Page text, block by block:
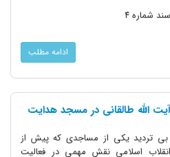
شماره ۴
ادامه مطلب
الله طالقانی در مسجد هدایت
تردید یکی از مساجدی که پیش از
اسلامی نقش مهمی در فعالیت